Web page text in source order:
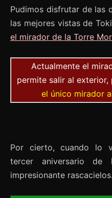
Pudimos disfrutar de las
las mejores vistas de
el mirador de la Torre
Actualmente el
permite salir al exterior,
el único mirador
Por cierto, cuando lo
tercer aniversario de
impresionante rascacielos.